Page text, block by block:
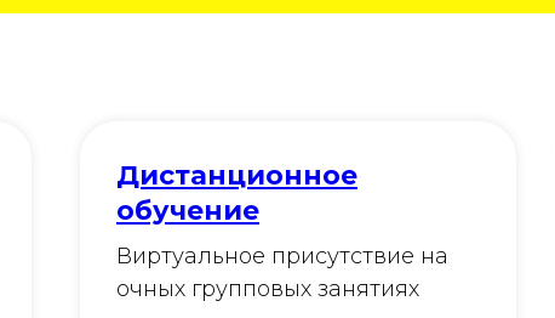
Дистанционное
обучение
Виртуальное присутствие на
очных групповых занятиях